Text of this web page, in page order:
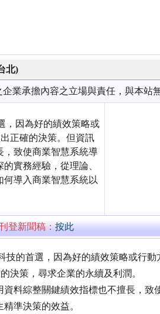
北)
業承擔內容之立場與責任，與本站
，因為好的績效策略或
正確的決策。但資訊
，致使商業智慧系統導
實務經驗，從理論、
導入商業智慧系統以
登新聞稿：按此
技的首選，因為好的績效策略或行動
決策，尋求企業的永續及利潤。
料綜整關鍵績效指標也不擅長，致
準決策的效益。